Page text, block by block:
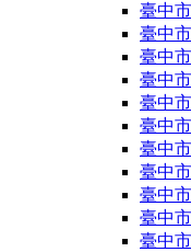
臺中
臺中
臺中
臺中
臺中
臺中
臺中
臺中
臺中
臺中
臺中